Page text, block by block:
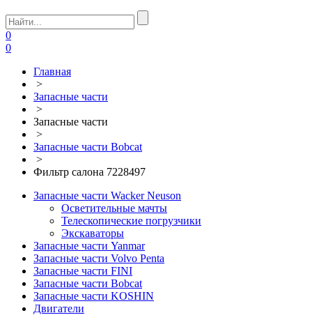
0
0
Главная
>
Запасные части
>
Запасные части
>
Запасные части Bobcat
>
Фильтр салона 7228497
Запасные части Wacker Neuson
Осветительные мачты
Телескопические погрузчики
Экскаваторы
Запасные части Yanmar
Запасные части Volvo Penta
Запасные части FINI
Запасные части Bobcat
Запасные части KOSHIN
Двигатели